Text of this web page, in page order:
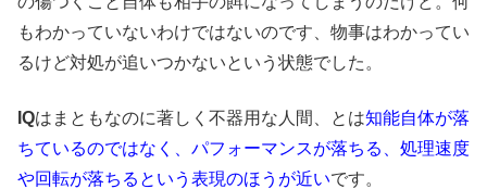
もわかっていないわけではないのです、物事はわかってい
るけど対処が追いつかないという状態でした。
IQはまともなのに著しく不器用な人間、とは知能自体が落
ちているのではなく、パフォーマンスが落ちる、処理速度
や回転が落ちるという表現のほうが近いです。